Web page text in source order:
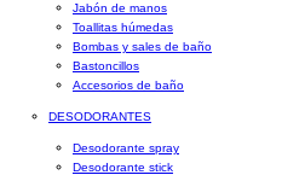
Jabón de manos
Toallitas húmedas
Bombas y sales de baño
Bastoncillos
Accesorios de baño
DESODORANTES
Desodorante spray
Desodorante stick